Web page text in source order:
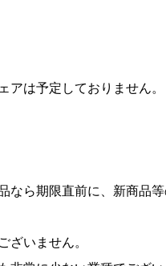
アは予定しておりません。
ら期限直前に、新商品
ざいません。